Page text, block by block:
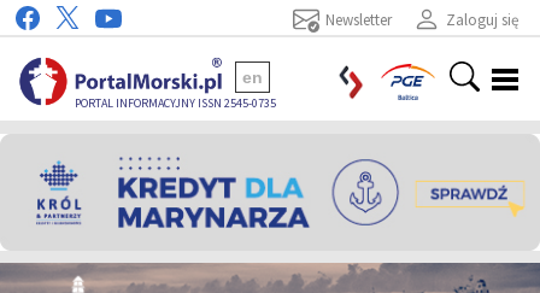
Zaloguj się
Newsletter
PORTAL INFORMACYJNY ISSN 2545-0735
en